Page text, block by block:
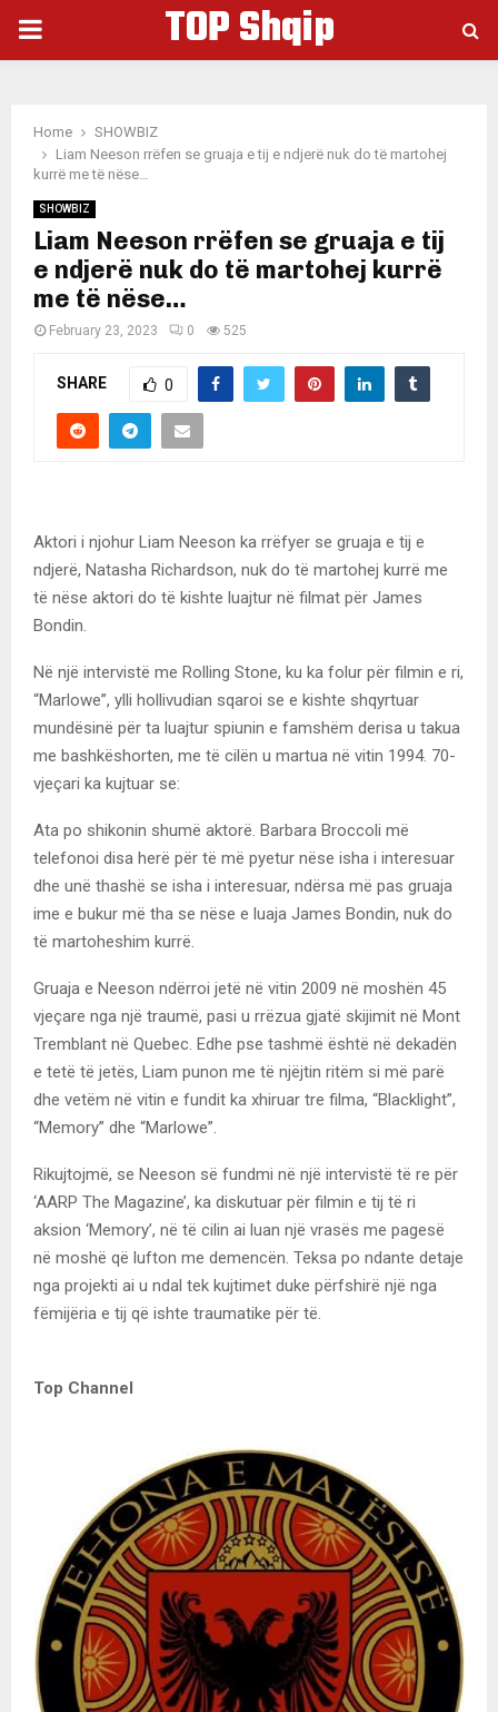
PRIMARY
TOP Shqip
Home
SHOWBIZ
Liam Neeson rrëfen se gruaja e tij e ndjerë nuk do të martohej
kurrë me të nëse…
SHOWBIZ
Liam Neeson rrëfen se gruaja e tij
e ndjerë nuk do të martohej kurrë
me të nëse…
February 23, 2023 0 525
SHARE 0
Aktori i njohur Liam Neeson ka rrëfyer se gruaja e tij e
ndjerë, Natasha Richardson, nuk do të martohej kurrë me
të nëse aktori do të kishte luajtur në filmat për James
Bondin.
Në një intervistë me Rolling Stone, ku ka folur për filmin e ri,
“Marlowe”, ylli hollivudian sqaroi se e kishte shqyrtuar
mundësinë për ta luajtur spiunin e famshëm derisa u takua
me bashkëshorten, me të cilën u martua në vitin 1994. 70-
vjeçari ka kujtuar se:
Ata po shikonin shumë aktorë. Barbara Broccoli më
telefonoi disa herë për të më pyetur nëse isha i interesuar
dhe unë thashë se isha i interesuar, ndërsa më pas gruaja
ime e bukur më tha se nëse e luaja James Bondin, nuk do
të martoheshim kurrë.
Gruaja e Neeson ndërroi jetë në vitin 2009 në moshën 45
vjeçare nga një traumë, pasi u rrëzua gjatë skijimit në Mont
Tremblant në Quebec. Edhe pse tashmë është në dekadën
e tetë të jetës, Liam punon me të njëjtin ritëm si më parë
dhe vetëm në vitin e fundit ka xhiruar tre filma, “Blacklight”,
“Memory” dhe “Marlowe”.
Rikujtojmë, se Neeson së fundmi në një intervistë të re për
‘AARP The Magazine’, ka diskutuar për filmin e tij të ri
aksion ‘Memory’, në të cilin ai luan një vrasës me pagesë
në moshë që lufton me demencën. Teksa po ndante detaje
nga projekti ai u ndal tek kujtimet duke përfshirë një nga
fëmijëria e tij që ishte traumatike për të.
Top Channel